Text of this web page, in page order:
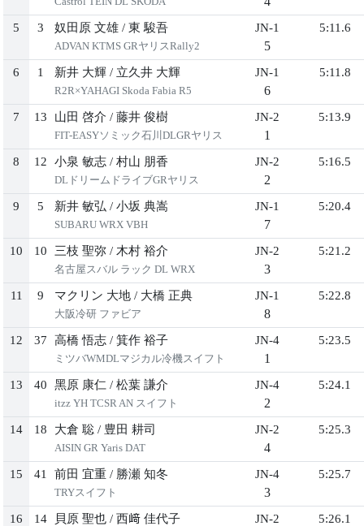
5 3 奴⽥原 ⽂雄 / 東 駿吾
ADVAN KTMS GRヤリスRally2
JN-1
5
5:11.6
6 1 新井 ⼤輝 / ⽴久井 ⼤輝
R2R×YAHAGI Skoda Fabia R5
JN-1
6
5:11.8
7 13 ⼭⽥ 啓介 / 藤井 俊樹
FIT-EASYソミック⽯川DLGRヤリス
JN-2
1
5:13.9
8 12 ⼩泉 敏志 / 村⼭ 朋⾹
DLドリームドライブGRヤリス
JN-2
2
5:16.5
9 5 新井 敏弘 / ⼩坂 典嵩
SUBARU WRX VBH
JN-1
7
5:20.4
10 10 三枝 聖弥 / ⽊村 裕介
名古屋スバル ラック DL WRX
JN-2
3
5:21.2
11 9 マクリン ⼤地 / ⼤橋 正典
⼤阪冷研 ファビア
JN-1
8
5:22.8
12 37 ⾼橋 悟志 / 箕作 裕⼦
ミツバWMDLマジカル冷機スイフト
JN-4
1
5:23.5
13 40 ⿊原 康仁 / 松葉 謙介
itzz YH TCSR AN スイフト
JN-4
2
5:24.1
14 18 ⼤倉 聡 / 豊⽥ 耕司
AISIN GR Yaris DAT
JN-2
4
5:25.3
15 41 前⽥ 宜重 / 勝瀬 知冬
TRYスイフト
JN-4
3
5:25.7
16 14 ⾙原 聖也 / ⻄﨑 佳代⼦ JN-2 5:26.1